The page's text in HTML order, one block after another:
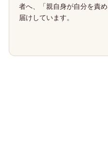
者へ、「親自身が自分を責
届けしています。